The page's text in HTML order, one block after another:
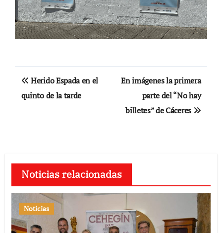
Navegación
de
Herido Espada en el
quinto de la tarde
En imágenes la primera
parte del “No hay
billetes” de Cáceres
Noticias relacionadas
Noticias